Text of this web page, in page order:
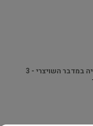
במדבר השויצרי - 3